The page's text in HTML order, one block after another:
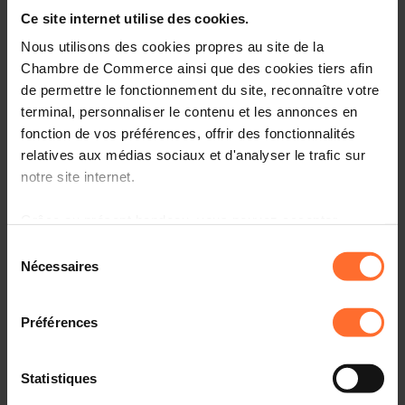
Ce site internet utilise des cookies.
Nous utilisons des cookies propres au site de la
Chambre de Commerce ainsi que des cookies tiers afin
de permettre le fonctionnement du site, reconnaître votre
terminal, personnaliser le contenu et les annonces en
fonction de vos préférences, offrir des fonctionnalités
relatives aux médias sociaux et d'analyser le trafic sur
notre site internet.
à l’exception des cookies strictement nécessaires au
fonctionnement du site. Une description des différents
cookies est accessible sous l’onglet « Détails » ci-
dessus.
Il est précisé que la navigation sur le site et certaines
fonctionnalités (ex : lecture de vidéos, partage sur les
Nécessaires
Préférences
Statistiques
entrepreneurs.
Comment? Participez à une prochaine session
vous informera sur l’écosystème, le cadre réglementaire
et les démarches à suivre.
Programme
entrepreneurs au Luxembourg